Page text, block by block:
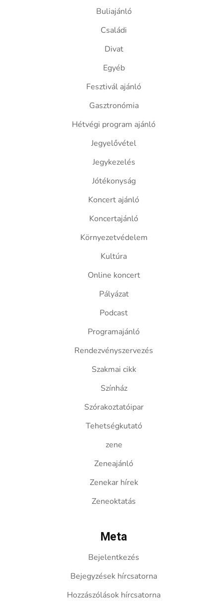
Buliajánló
Családi
Divat
Egyéb
Fesztivál ajánló
Gasztronómia
Hétvégi program ajánló
Jegyelővétel
Jegykezelés
Jótékonyság
Koncert ajánló
Koncertajánló
Környezetvédelem
Kultúra
Online koncert
Pályázat
Podcast
Programajánló
Rendezvényszervezés
Szakmai cikk
Színház
Szórakoztatóipar
Tehetségkutató
zene
Zeneajánló
Zenekar hírek
Zeneoktatás
Meta
Bejelentkezés
Bejegyzések hírcsatorna
Hozzászólások hírcsatorna